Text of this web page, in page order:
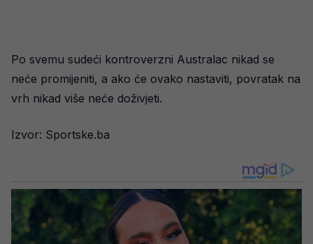
Po svemu sudeći kontroverzni Australac nikad se
neće promijeniti, a ako će ovako nastaviti, povratak na
vrh nikad više neće doživjeti.
Izvor: Sportske.ba